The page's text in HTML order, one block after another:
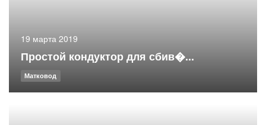
19 марта 2019
Простой кондуктор для сбив�...
Матковод